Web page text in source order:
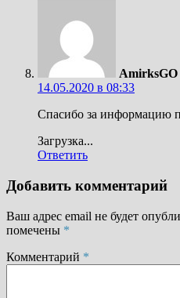
14.05.2020 в 08:33
Спасибо за информацию
Загрузка...
Ответить
Добавить комментарий
Ваш адрес email не будет
помечены *
Комментарий *